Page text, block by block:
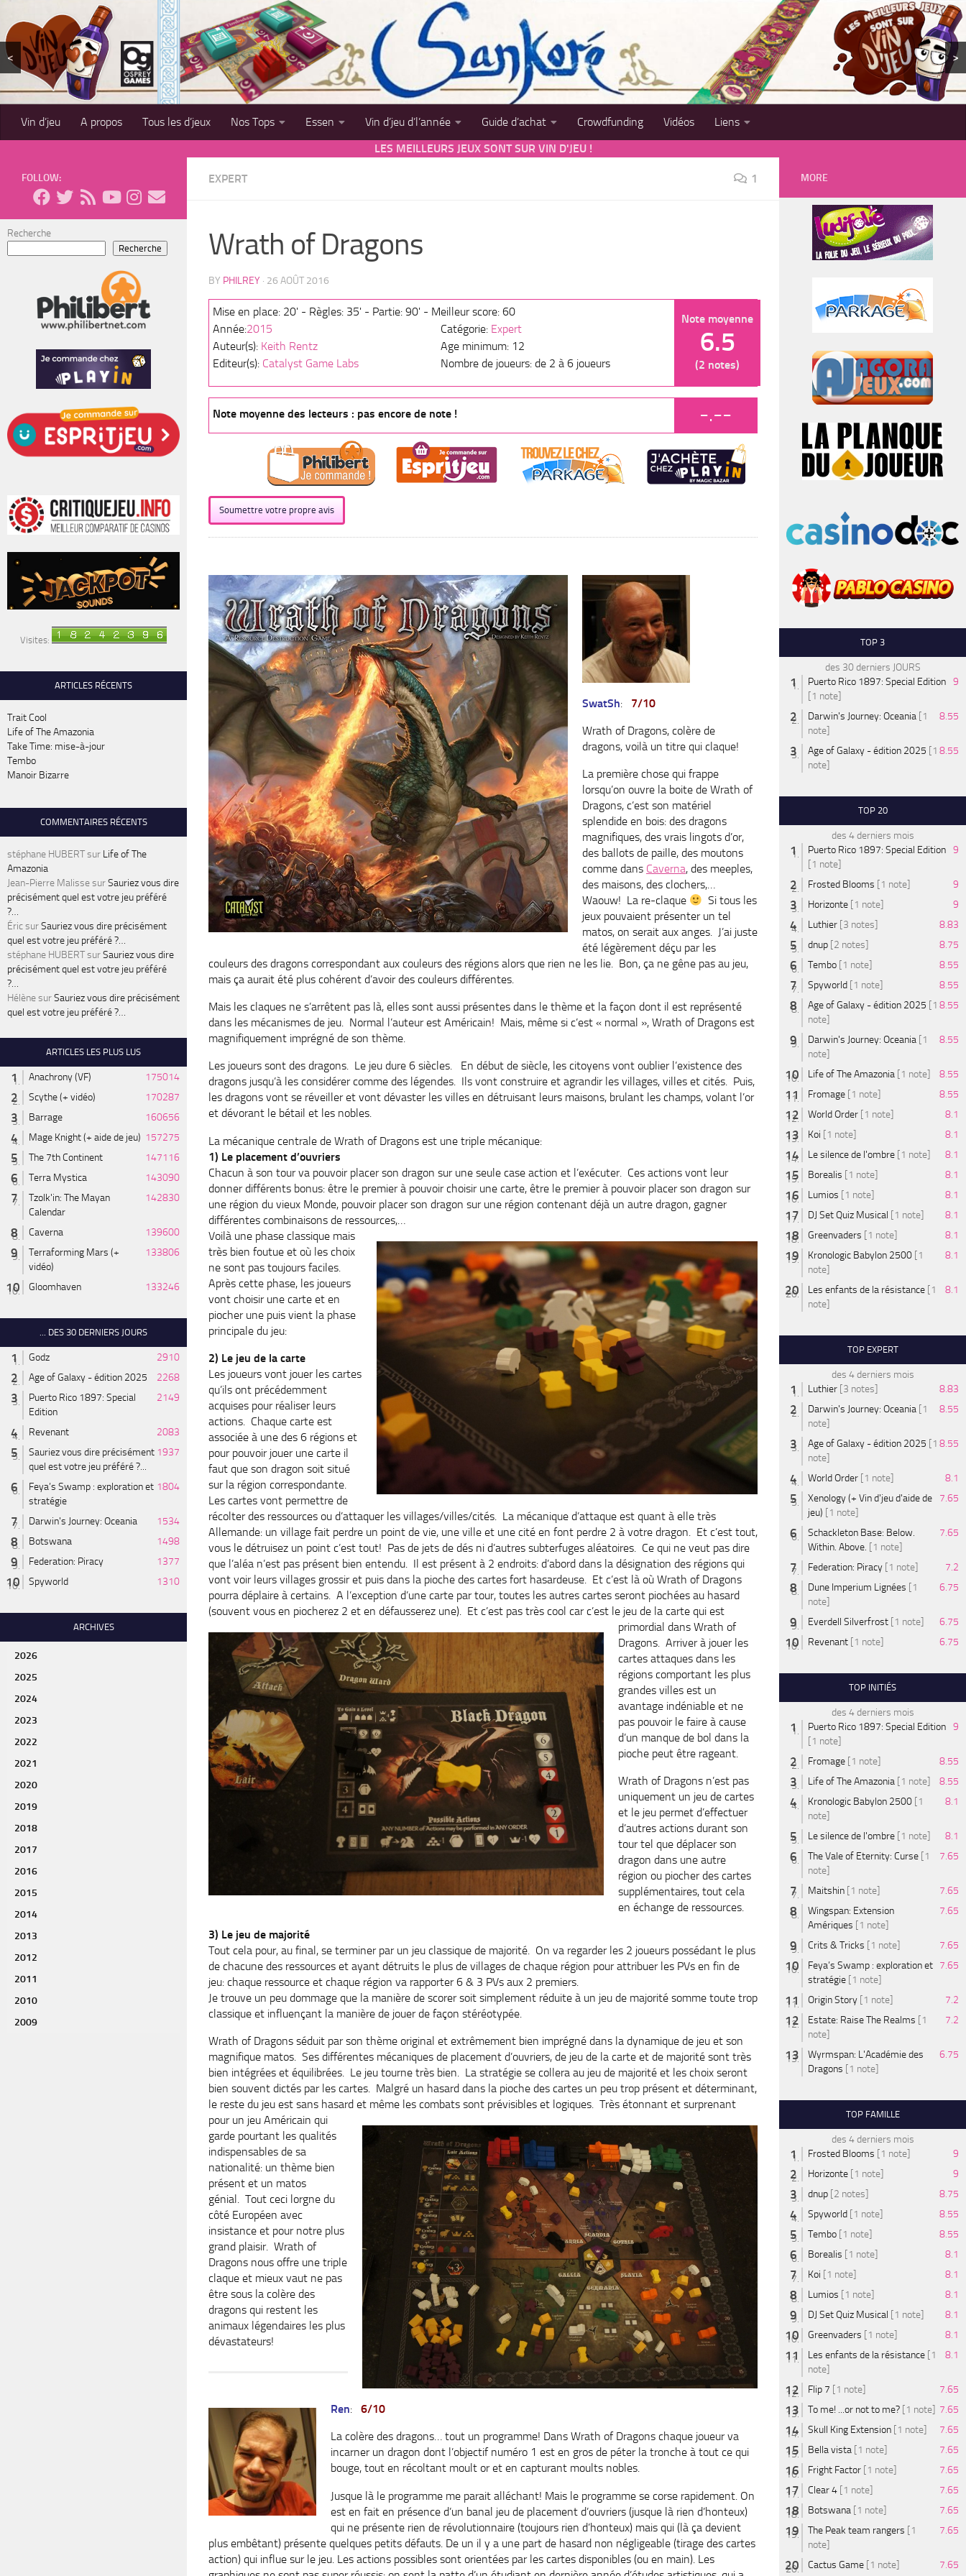
Skip to content
< >
Vin d’jeu A propos Tous les d’jeux Nos Tops Essen Vin d’jeu d’l’année Guide d’achat Crowdfunding Vidéos
Liens
LES MEILLEURS JEUX SONT SUR VIN D'JEU !
EXPERT 1
Wrath of Dragons
BY PHILREY · 26 AOÛT 2016
Note moyenne
6.5
(2 notes)
Mise en place: 20' - Règles: 35' - Partie: 90' - Meilleur score: 60
Année:2015
Auteur(s): Keith Rentz
Editeur(s): Catalyst Game Labs
Catégorie: Expert
Age minimum: 12
Nombre de joueurs: de 2 à 6 joueurs
Note moyenne des lecteurs : pas encore de note ! -.--
Soumettre votre propre avis
SwatSh: 7/10
Wrath of Dragons, colère de
dragons, voilà un titre qui claque!
La première chose qui frappe
lorsqu’on ouvre la boite de Wrath of
Dragons, c’est son matériel
splendide en bois: des dragons
magnifiques, des vrais lingots d’or,
des ballots de paille, des moutons
comme dans Caverna, des meeples,
des maisons, des clochers,…
Waouw! La re-claque
Si tous les
jeux pouvaient présenter un tel
matos, on serait aux anges. J’ai juste
été légèrement déçu par les
couleurs des dragons correspondant aux couleurs des régions alors que rien ne les lie. Bon, ça ne gêne pas au jeu,
mais ça aurait été plus cohérent d’avoir des couleurs différentes.
Mais les claques ne s’arrêtent pas là, elles sont aussi présentes dans le thème et la façon dont il est représenté
dans les mécanismes de jeu. Normal l’auteur est Américain! Mais, même si c’est « normal », Wrath of Dragons est
magnifiquement imprégné de son thème.
Les joueurs sont des dragons. Le jeu dure 6 siècles. En début de siècle, les citoyens vont oublier l’existence des
dragons jusqu’à les considérer comme des légendes. Ils vont construire et agrandir les villages, villes et cités. Puis,
les dragons vont se réveiller et vont dévaster les villes en détruisant leurs maisons, brulant les champs, volant l’or
et dévorant le bétail et les nobles.
La mécanique centrale de Wrath of Dragons est une triple mécanique:
1) Le placement d’ouvriers
Chacun à son tour va pouvoir placer son dragon sur une seule case action et l’exécuter. Ces actions vont leur
donner différents bonus: être le premier à pouvoir choisir une carte, être le premier à pouvoir placer son dragon sur
une région du vieux Monde, pouvoir placer son dragon sur une région contenant déjà un autre dragon, gagner
différentes combinaisons de ressources,…
Voilà une phase classique mais
très bien foutue et où les choix
ne sont pas toujours faciles.
Après cette phase, les joueurs
vont choisir une carte et en
piocher une puis vient la phase
principale du jeu:
2) Le jeu de la carte
Les joueurs vont jouer les cartes
qu’ils ont précédemment
acquises pour réaliser leurs
actions. Chaque carte est
associée à une des 6 régions et
pour pouvoir jouer une carte il
faut que son dragon soit situé
sur la région correspondante.
Les cartes vont permettre de
récolter des ressources ou d’attaquer les villages/villes/cités. La mécanique d’attaque est quant à elle très
Allemande: un village fait perdre un point de vie, une ville et une cité en font perdre 2 à votre dragon. Et c’est tout,
vous le détruisez un point c’est tout! Pas de jets de dés ni d’autres subterfuges aléatoires. Ce qui ne veut pas dire
que l’aléa n’est pas présent bien entendu. Il est présent à 2 endroits: d’abord dans la désignation des régions qui
vont voir leurs villages grossir et puis dans la pioche des cartes fort hasardeuse. Et c’est là où Wrath of Dragons
pourra déplaire à certains. A l’exception d’une carte par tour, toutes les autres cartes seront piochées au hasard
(souvent vous en piocherez 2 et en défausserez une). Et c’est pas très cool car c’est le jeu de la carte qui est
primordial dans Wrath of
Dragons. Arriver à jouer les
cartes attaques dans les
régions comportant les plus
grandes villes est un
avantage indéniable et ne
pas pouvoir le faire à cause
d’un manque de bol dans la
pioche peut être rageant.
Wrath of Dragons n’est pas
uniquement un jeu de cartes
et le jeu permet d’effectuer
d’autres actions durant son
tour tel que déplacer son
dragon dans une autre
région ou piocher des cartes
supplémentaires, tout cela
en échange de ressources.
3) Le jeu de majorité
Tout cela pour, au final, se terminer par un jeu classique de majorité. On va regarder les 2 joueurs possédant le plus
de chacune des ressources et ayant détruits le plus de villages de chaque région pour attribuer les PVs en fin de
jeu: chaque ressource et chaque région va rapporter 6 & 3 PVs aux 2 premiers.
Je trouve un peu dommage que la manière de scorer soit simplement réduite à un jeu de majorité somme toute trop
classique et influençant la manière de jouer de façon stéréotypée.
Wrath of Dragons séduit par son thème original et extrêmement bien imprégné dans la dynamique de jeu et son
magnifique matos. Ses différentes mécaniques de placement d’ouvriers, de jeu de la carte et de majorité sont très
bien intégrées et équilibrées. Le jeu tourne très bien. La stratégie se collera au jeu de majorité et les choix seront
bien souvent dictés par les cartes. Malgré un hasard dans la pioche des cartes un peu trop présent et déterminant,
le reste du jeu est sans hasard et même les combats sont prévisibles et logiques. Très étonnant et surprenant
pour un jeu Américain qui
garde pourtant les qualités
indispensables de sa
nationalité: un thème bien
présent et un matos
génial. Tout ceci lorgne du
côté Européen avec
insistance et pour notre plus
grand plaisir. Wrath of
Dragons nous offre une triple
claque et mieux vaut ne pas
être sous la colère des
dragons qui restent les
animaux légendaires les plus
dévastateurs!
Ren: 6/10
La colère des dragons… tout un programme! Dans Wrath of Dragons chaque joueur va
incarner un dragon dont l’objectif numéro 1 est en gros de péter la tronche à tout ce qui
bouge, tout en récoltant moult or et en capturant moults nobles.
Jusque là le programme me parait alléchant! Mais le programme se corse rapidement. On
est en fait en présence d’un banal jeu de placement d’ouvriers (jusque là rien d’honteux)
qui ne présente rien de révolutionnaire (toujours rien d’honteux) mais qui (là ça devient
plus embêtant) présente quelques petits défauts. De un il y a une part de hasard non négligeable (tirage des cartes
action) qui influe sur le jeu. Les actions possibles sont orientées par les cartes disponibles (ou en main). Les
FOLLOW:
Recherche
Recherche
Visites:
ARTICLES RÉCENTS
Trait Cool
Life of The Amazonia
Take Time: mise-à-jour
Tembo
Manoir Bizarre
COMMENTAIRES RÉCENTS
stéphane HUBERTsur Life of The
Amazonia
Jean-Pierre MalissesurSauriez vous dire
précisément quel est votre jeu préféré
?…
ÉricsurSauriez vous dire précisément
quel est votre jeu préféré ?…
stéphane HUBERTsurSauriez vous dire
précisément quel est votre jeu préféré
?…
HélènesurSauriez vous dire précisément
quel est votre jeu préféré ?…
ARTICLES LES PLUS LUS
Anachrony (VF)
175014
Scythe (+ vidéo)
170287
Barrage
160656
Mage Knight (+ aide de jeu) 157275
The 7th Continent
147116
Terra Mystica
143090
Tzolk'in: The Mayan
Calendar
142830
Caverna
139600
Terraforming Mars (+
vidéo)
133806
Gloomhaven 133246
... DES 30 DERNIERS JOURS
Godz
2910
Age of Galaxy - édition 2025
2268
Puerto Rico 1897: Special
Edition
2149
Revenant
2083
Sauriez vous dire précisément
quel est votre jeu préféré ?...
1937
Feya’s Swamp : exploration et
stratégie
1804
Darwin's Journey: Oceania
1534
Botswana
1498
Federation: Piracy
1377
Spyworld
1310
ARCHIVES
2026
2025
2024
2023
2022
2021
2020
2019
2018
2017
2016
2015
2014
2013
2012
2011
2010
2009
MORE
TOP 3
des 30 derniers JOURS
Puerto Rico 1897: Special Edition
[1 note]
9
Darwin's Journey: Oceania [1
note]
8.55
Age of Galaxy - édition 2025 [1
note]
8.55
TOP 20
des 4 derniers mois
Puerto Rico 1897: Special Edition
[1 note]
9
Frosted Blooms [1 note]
9
Horizonte [1 note]
9
Luthier [3 notes]
8.83
dnup [2 notes]
8.75
Tembo [1 note]
8.55
Spyworld [1 note]
8.55
Age of Galaxy - édition 2025 [1
note]
8.55
Darwin's Journey: Oceania [1
note]
8.55
Life of The Amazonia [1 note]
8.55
Fromage [1 note]
8.55
World Order [1 note]
8.1
Koi [1 note]
8.1
Le silence de l'ombre [1 note]
8.1
Borealis [1 note]
8.1
Lumios [1 note]
8.1
DJ Set Quiz Musical [1 note]
8.1
Greenvaders [1 note]
8.1
Kronologic Babylon 2500 [1
note]
8.1
Les enfants de la résistance [1
note]
8.1
TOP EXPERT
des 4 derniers mois
Luthier [3 notes]
8.83
Darwin's Journey: Oceania [1
note]
8.55
Age of Galaxy - édition 2025 [1
note]
8.55
World Order [1 note]
8.1
Xenology (+ Vin d'jeu d'aide de
jeu) [1 note]
7.65
Schackleton Base: Below.
Within. Above. [1 note]
7.65
Federation: Piracy [1 note]
7.2
Dune Imperium Lignées [1
note]
6.75
Everdell Silverfrost [1 note]
6.75
Revenant [1 note] 6.75
TOP INITIÉS
des 4 derniers mois
Puerto Rico 1897: Special Edition
[1 note]
9
Fromage [1 note]
8.55
Life of The Amazonia [1 note]
8.55
Kronologic Babylon 2500 [1
note]
8.1
Le silence de l'ombre [1 note]
8.1
The Vale of Eternity: Curse [1
note]
7.65
Maitshin [1 note]
7.65
Wingspan: Extension
Amériques [1 note]
7.65
Crits & Tricks [1 note]
7.65
Feya’s Swamp : exploration et
stratégie [1 note]
7.65
Origin Story [1 note]
7.2
Estate: Raise The Realms [1
note]
7.2
Wyrmspan: L'Académie des
Dragons [1 note]
6.75
TOP FAMILLE
des 4 derniers mois
Frosted Blooms [1 note]
9
Horizonte [1 note]
9
dnup [2 notes]
8.75
Spyworld [1 note]
8.55
Tembo [1 note]
8.55
Borealis [1 note]
8.1
Koi [1 note]
8.1
Lumios [1 note]
8.1
DJ Set Quiz Musical [1 note]
8.1
Greenvaders [1 note]
8.1
Les enfants de la résistance [1
note]
8.1
Flip 7 [1 note]
7.65
To me! ...or not to me? [1 note]
7.65
Skull King Extension [1 note]
7.65
Bella vista [1 note]
7.65
Fright Factor [1 note]
7.65
Clear 4 [1 note]
7.65
Botswana [1 note]
7.65
The Peak team rangers [1
note]
7.65
Cactus Game [1 note] 7.65